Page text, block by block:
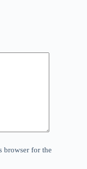
browser for the